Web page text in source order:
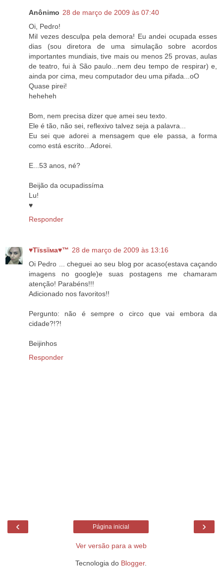
Anônimo 28 de março de 2009 às 07:40
Oi, Pedro!
Mil vezes desculpa pela demora! Eu andei ocupada esses
dias (sou diretora de uma simulação sobre acordos
importantes mundiais, tive mais ou menos 25 provas, aulas
de teatro, fui à São paulo...nem deu tempo de respirar) e,
ainda por cima, meu computador deu uma pifada...oO
Quase pirei!
heheheh
Bom, nem precisa dizer que amei seu texto.
Ele é tão, não sei, reflexivo talvez seja a palavra...
Eu sei que adorei a mensagem que ele passa, a forma
como está escrito...Adorei.
E...53 anos, né?
Beijão da ocupadissíma
Lu!
♥
Responder
♥Тїѕѕїмa♥™ 28 de março de 2009 às 13:16
Oi Pedro ... cheguei ao seu blog por acaso(estava caçando
imagens no google)e suas postagens me chamaram
atenção! Parabéns!!!
Adicionado nos favoritos!!
Pergunto: não é sempre o circo que vai embora da
cidade?!?!
Beijinhos
Responder
‹ ›
Página inicial
Ver versão para a web
Tecnologia do Blogger.